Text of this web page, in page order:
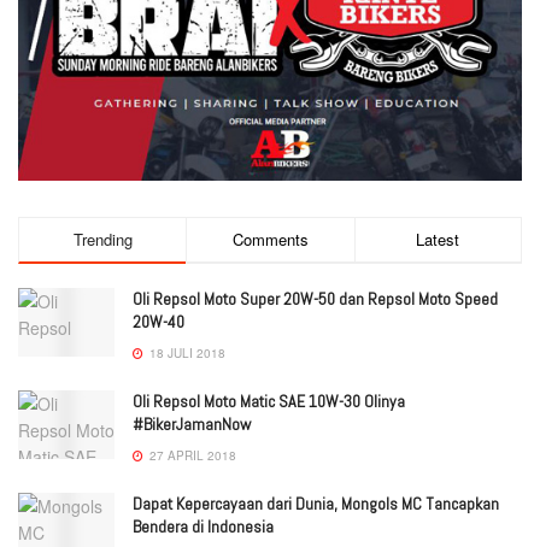
Trending Comments Latest
Oli Repsol Moto Super 20W-50 dan Repsol Moto Speed
20W-40
18 JULI 2018
Oli Repsol Moto Matic SAE 10W-30 Olinya
#BikerJamanNow
27 APRIL 2018
Dapat Kepercayaan dari Dunia, Mongols MC Tancapkan
Bendera di Indonesia